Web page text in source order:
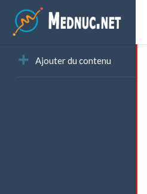
Ajouter du contenu